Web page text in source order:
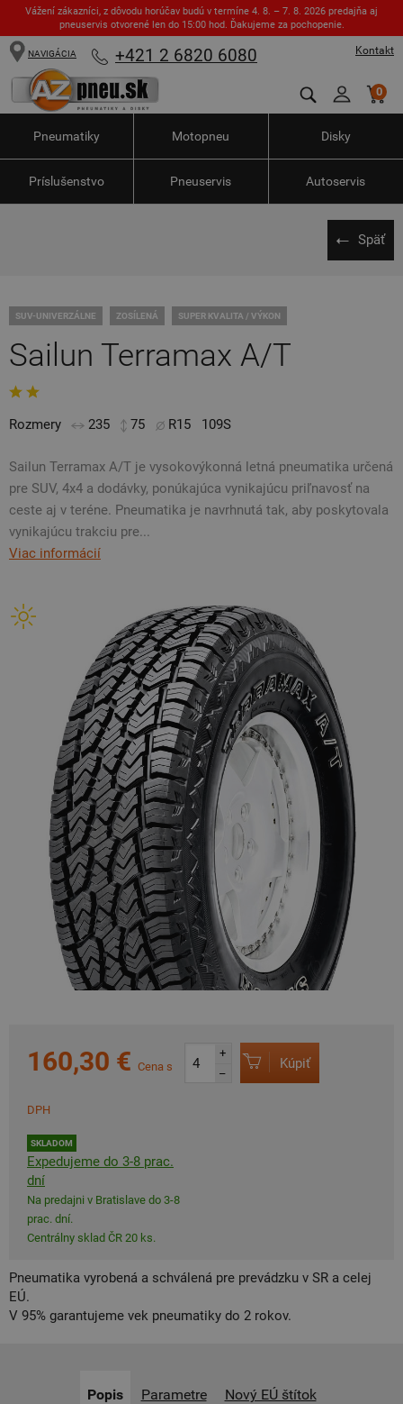
Vážení zákazníci, z dôvodu horúčav budú v termíne 4. 8. – 7. 8. 2026 predajňa aj
pneuservis otvorené len do 15:00 hod. Ďakujeme za pochopenie.
Kontakt
NAVIGÁCIA +421 2 6820 6080
0
Pneumatiky Motopneu Disky
Príslušenstvo Pneuservis Autoservis
Späť
SUV-UNIVERZÁLNE ZOSÍLENÁ SUPER KVALITA / VÝKON
Sailun Terramax A/T
Rozmery 235 75 R15 109S
Sailun Terramax A/T je vysokovýkonná letná pneumatika určená
pre SUV, 4x4 a dodávky, ponúkajúca vynikajúcu priľnavosť na
ceste aj v teréne. Pneumatika je navrhnutá tak, aby poskytovala
vynikajúcu trakciu pre...
Viac informácií
160,30 € Cena s
DPH
SKLADOM
Expedujeme do 3-8 prac.
dní
Na predajni v Bratislave do 3-8
prac. dní.
Centrálny sklad ČR 20 ks.
+
–
Kúpiť
Pneumatika vyrobená a schválená pre prevádzku v SR a celej
EÚ.
V 95% garantujeme vek pneumatiky do 2 rokov.
Popis Parametre Nový EÚ štítok